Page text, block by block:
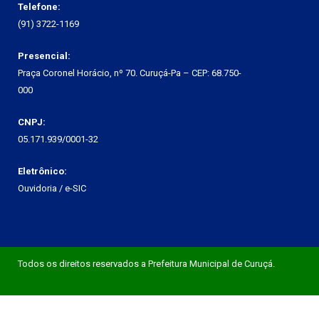
Telefone:
(91) 3722-1169
Presencial:
Praça Coronel Horácio, nº 70. Curuçá-Pa – CEP: 68.750-
000
CNPJ:
05.171.939/0001-32
Eletrônico:
Ouvidoria / e-SIC
Todos os direitos reservados a Prefeitura Municipal de Curuçá.